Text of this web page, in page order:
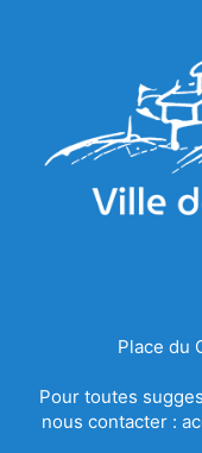
Place du
Pour toutes
nous contacter :